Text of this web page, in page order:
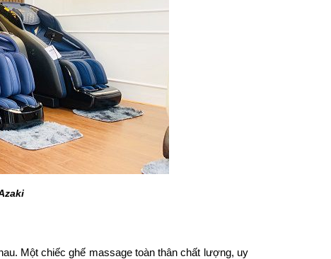
Một chiếc ghế massage toàn thân chất lượng, uy